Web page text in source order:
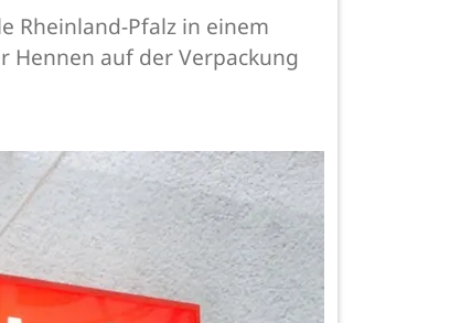
Rheinland-Pfalz in einem
Hennen auf der Verpackung